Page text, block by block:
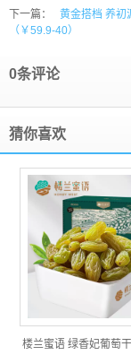
下一篇：
黄金搭档 养初
（￥59.9-40）
0条评论
猜你喜欢
楼兰蜜语 绿香妃葡萄